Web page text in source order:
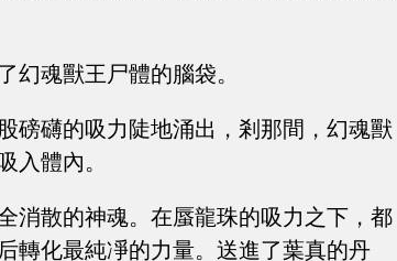
幻魂獸王尸體的腦袋。
磅礴的吸力陡地涌出，剎那間，幻魂獸
入體內。
消散的神魂。在蜃龍珠的吸力之下，都
轉化最純凈的力量。送進了葉真的丹